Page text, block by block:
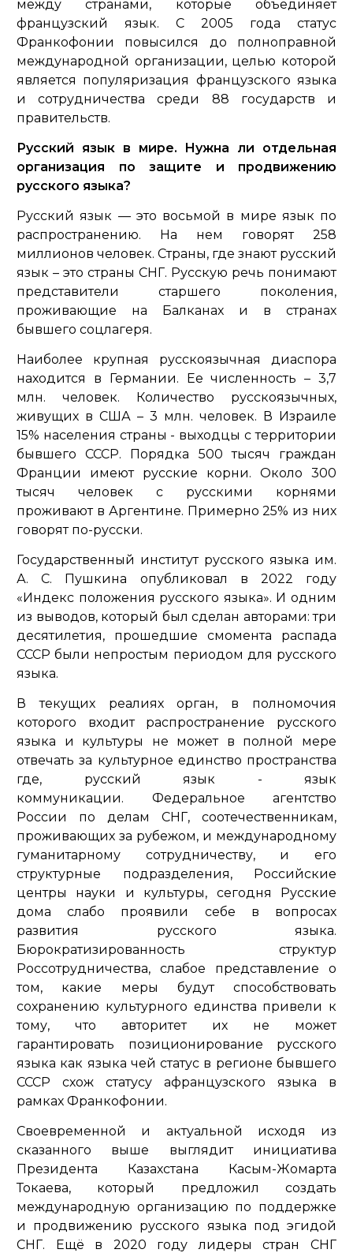
между странами, которые объединяет
французский язык. С 2005 года статус
Франкофонии повысился до полноправной
международной организации, целью которой
является популяризация французского языка
и сотрудничества среди 88 государств и
правительств.
Русский язык в мире. Нужна ли отдельная
организация по защите и продвижению
русского языка?
Русский язык — это восьмой в мире язык по
распространению. На нем говорят 258
миллионов человек. Страны, где знают русский
язык – это страны СНГ. Русскую речь понимают
представители старшего поколения,
проживающие на Балканах и в странах
бывшего соцлагеря.
Наиболее крупная русскоязычная диаспора
находится в Германии. Ее численность – 3,7
млн. человек. Количество русскоязычных,
живущих в США – 3 млн. человек. В Израиле
15% населения страны - выходцы с территории
бывшего СССР. Порядка 500 тысяч граждан
Франции имеют русские корни. Около 300
тысяч человек с русскими корнями
проживают в Аргентине. Примерно 25% из них
говорят по-русски.
Государственный институт русского языка им.
А. С. Пушкина опубликовал в 2022 году
«Индекс положения русского языка». И одним
из выводов, который был сделан авторами: три
десятилетия, прошедшие смомента распада
СССР были непростым периодом для русского
языка.
В текущих реалиях орган, в полномочия
которого входит распространение русского
языка и культуры не может в полной мере
отвечать за культурное единство пространства
где, русский язык - язык
коммуникации. Федеральное агентство
России по делам СНГ, соотечественникам,
проживающих за рубежом, и международному
гуманитарному сотрудничеству, и его
структурные подразделения, Российские
центры науки и культуры, сегодня Русские
дома слабо проявили себе в вопросах
развития русского языка.
Бюрократизированность структур
Россотрудничества, слабое представление о
том, какие меры будут способствовать
сохранению культурного единства привели к
тому, что авторитет их не может
гарантировать позиционирование русского
языка как языка чей статус в регионе бывшего
СССР схож статусу афранцузского языка в
рамках Франкофонии.
Своевременной и актуальной исходя из
сказанного выше выглядит инициатива
Президента Казахстана Касым-Жомарта
Токаева, который предложил создать
международную организацию по поддержке
и продвижению русского языка под эгидой
СНГ. Ещё в 2020 году лидеры стран СНГ